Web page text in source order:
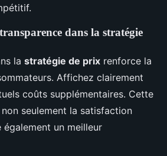
dans la stratégie
la stratégie de prix renforce la
Affichez clairement
coûts supplémentaires. Cette
seulement la satisfaction
un meilleur